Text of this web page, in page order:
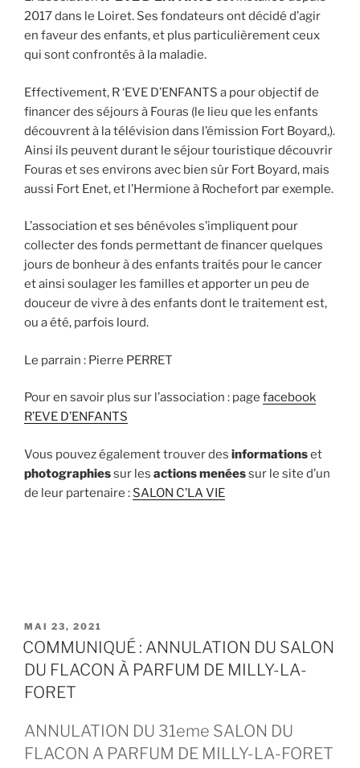
2017 dans le Loiret. Ses fondateurs ont décidé d’agir
en faveur des enfants, et plus particulièrement ceux
qui sont confrontés à la maladie.
Effectivement, R ‘EVE D’ENFANTS a pour objectif de
financer des séjours à Fouras (le lieu que les enfants
découvrent à la télévision dans l’émission Fort Boyard,).
Ainsi ils peuvent durant le séjour touristique découvrir
Fouras et ses environs avec bien sûr Fort Boyard, mais
aussi Fort Enet, et l’Hermione à Rochefort par exemple.
L’association et ses bénévoles s’impliquent pour
collecter des fonds permettant de financer quelques
jours de bonheur à des enfants traités pour le cancer
et ainsi soulager les familles et apporter un peu de
douceur de vivre à des enfants dont le traitement est,
ou a été, parfois lourd.
Le parrain : Pierre PERRET
Pour en savoir plus sur l’association : page facebook
R’EVE D’ENFANTS
Vous pouvez également trouver des informationset
photographiessur les actions menéessur le site d’un
de leur partenaire : SALON C’LA VIE
PUBLIÉ
LE
MAI 23, 2021
COMMUNIQUÉ : ANNULATION DU SALON
DU FLACON À PARFUM DE MILLY-LA-
FORET
ANNULATION DU 31eme SALON DU
FLACON A PARFUM DE MILLY-LA-FORET